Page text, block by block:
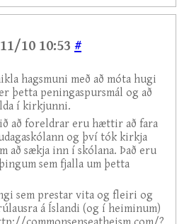
10 10:53 #
hagsmuni með að móta hugi
þetta peningaspursmál og að
í kirkjunni.
að foreldrar eru hættir að fara
og því tók kirkja
að sækja inn í skólana. Það eru
sem fjalla um þetta
sem prestar vita og fleiri og
á Íslandi (og í heiminum)